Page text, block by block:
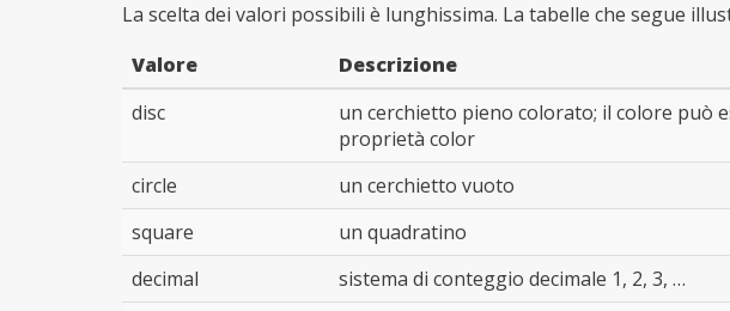
La scelta dei valori possibili è lunghissima. La tabelle che segue
Valore
Descrizione
disc
un cerchietto pieno colorato; il colore può
proprietà color
circle
un cerchietto vuoto
square
un quadratino
decimal
sistema di conteggio decimale 1, 2, 3, …